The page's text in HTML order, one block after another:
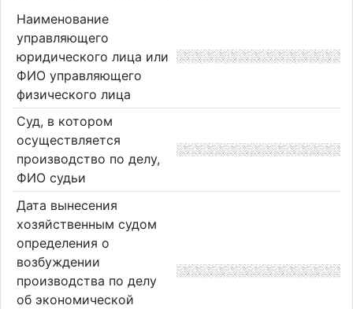
Наименование
управляющего
юридического лица или
ФИО управляющего
физического лица
Суд, в котором
осуществляется
производство по делу,
ФИО судьи
Дата вынесения
хозяйственным судом
определения о
возбуждении
производства по делу
об экономической